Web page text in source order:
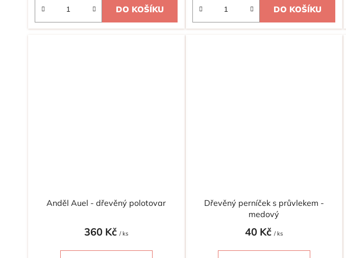
DO KOŠÍKU DO KOŠÍKU
Anděl Auel - dřevěný polotovar
360 Kč / ks
Dřevěný perníček s průvlekem -
medový
40 Kč / ks